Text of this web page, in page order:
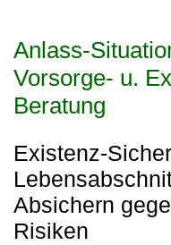
Anlass-
Vorsorge- u.
Beratung
Existenz-
Absichern
Risiken